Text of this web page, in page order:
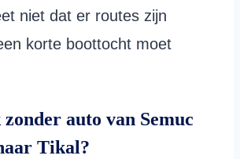
niet dat er routes zijn
korte boottocht moet
auto van Semuc
Tikal?